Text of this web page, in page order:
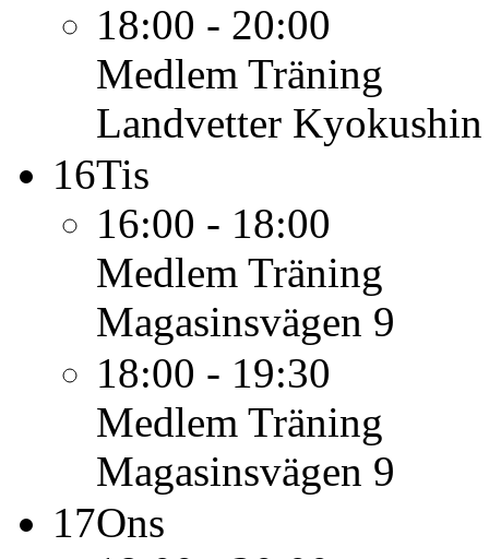
18:00 - 20:00
Medlem Träning
Landvetter
16Tis
16:00 - 18:00
Medlem Träning
Magasinsvägen 9
18:00 - 19:30
Medlem Träning
Magasinsvägen 9
17Ons